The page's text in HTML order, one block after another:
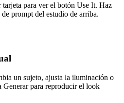
tarjeta para ver el botón Use It. Haz
prompt del estudio de arriba.
un sujeto, ajusta la iluminación o
para reproducir el look